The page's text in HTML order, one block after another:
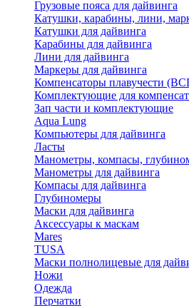
Грузовые пояса для дайвинга
Катушки, карабины, лини,
Катушки для дайвинга
Карабины для дайвинга
Лини для дайвинга
Маркеры для дайвинга
Компенсаторы плавучести
Комплектующие для
Зап части и комплектующие
Aqua Lung
Компьютеры для дайвинга
Ласты
Манометры, компасы,
Манометры для дайвинга
Компасы для дайвинга
Глубиномеры
Маски для дайвинга
Аксессуары к маскам
Mares
TUSA
Маски полнолицевые для
Ножи
Одежда
Перчатки